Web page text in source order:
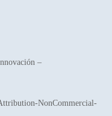
–
NonCommercial-